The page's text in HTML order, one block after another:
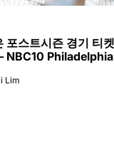
포스트시즌 경기 티
NBC10 Philadelphia
Lim